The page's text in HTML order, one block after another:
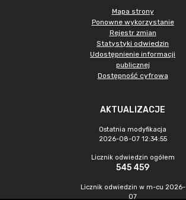
Mapa strony
Ponowne wykorzystanie
Rejestr zmian
Statystyki odwiedzin
Udostępnienie informacji
publicznej
Dostępność cyfrowa
AKTUALIZACJE
Ostatnia modyfikacja
2026-08-07 12:34:55
Licznik odwiedzin ogółem
545 459
Licznik odwiedzin w m-cu 2026-
07